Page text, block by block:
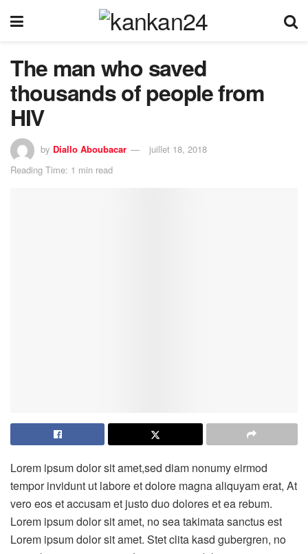
The man who saved
thousands of people from
HIV
by Diallo Aboubacar
juillet 18, 2018
Reading Time: 1 min read
Lorem ipsum dolor sit amet,sed diam nonumy eirmod
tempor invidunt ut labore et dolore magna aliquyam erat, At
vero eos et accusam et justo duo dolores et ea rebum.
Lorem ipsum dolor sit amet, no sea takimata sanctus est
Lorem ipsum dolor sit amet. Stet clita kasd gubergren, no